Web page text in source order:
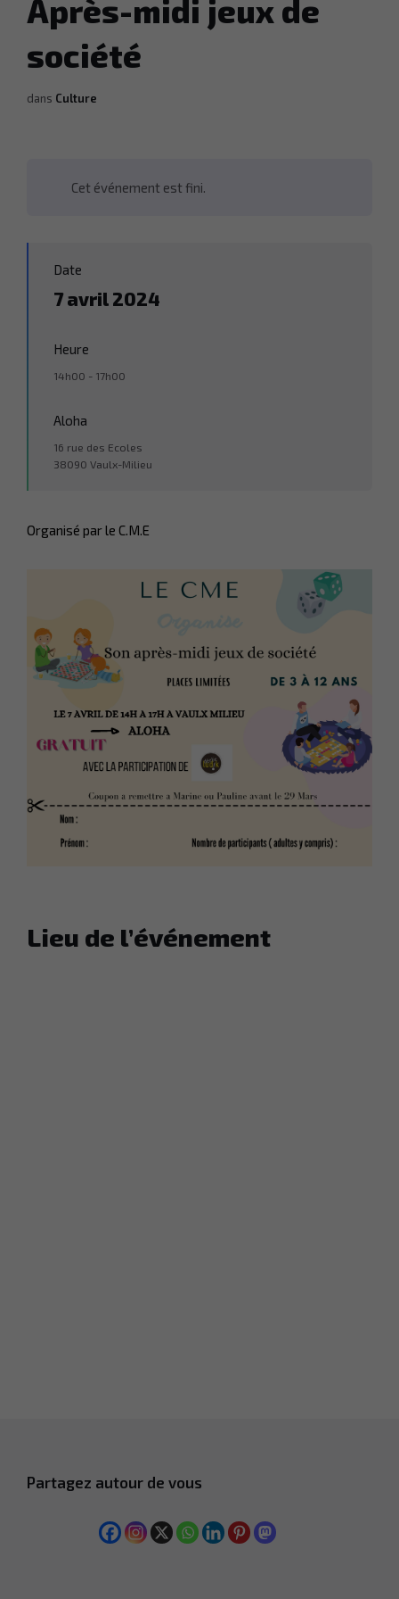
Après-midi jeux de
société
dans Culture
Cet événement est fini.
Date
7 avril 2024
Heure
14h00 - 17h00
Aloha
16 rue des Ecoles
38090 Vaulx-Milieu
Organisé par le C.M.E
Lieu de l’événement
Partagez autour de vous